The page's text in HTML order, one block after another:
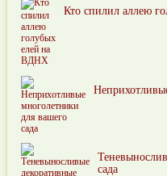
Кто спилил аллею
сада